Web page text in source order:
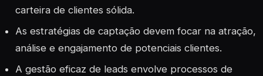
carteira de clientes sólida.
As estratégias de captação devem focar na atração,
análise e engajamento de potenciais clientes.
A gestão eficaz de leads envolve processos de